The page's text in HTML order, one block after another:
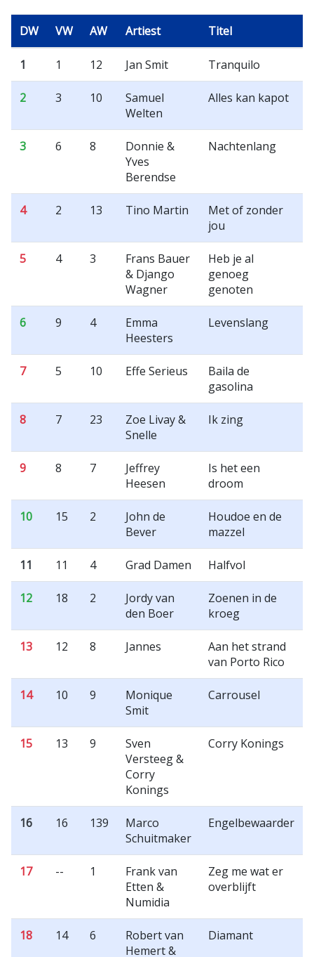
DW VW AW Artiest Titel
1 1 12 Jan Smit Tranquilo
2 3 10
Samuel
Welten
Alles kan kapot
3 6 8
Donnie &
Yves
Berendse
Nachtenlang
4 2 13 Tino Martin
Met of zonder
jou
5 4 3
Frans Bauer
& Django
Wagner
Heb je al
genoeg
genoten
6 9 4
Emma
Heesters
Levenslang
7 5 10 Effe Serieus
Baila de
gasolina
8 7 23
Zoe Livay &
Snelle
Ik zing
9 8 7
Jeffrey
Heesen
Is het een
droom
10 15 2
John de
Bever
Houdoe en de
mazzel
11 11 4 Grad Damen Halfvol
12 18 2
Jordy van
den Boer
Zoenen in de
kroeg
13 12 8 Jannes
Aan het strand
van Porto Rico
14 10 9
Monique
Smit
Carrousel
15 13 9
Sven
Versteeg &
Corry
Konings
Corry Konings
16 16 139
Marco
Schuitmaker
Engelbewaarder
17 -- 1
Frank van
Etten &
Numidia
Zeg me wat er
overblijft
18 14 6
Robert van
Hemert &
Diamant